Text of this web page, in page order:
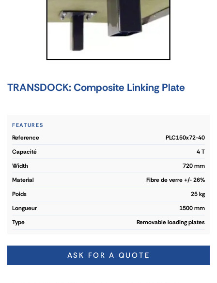
TRANSDOCK: Composite Linking Plate
FEATURES
reference
PLC150x72-40
capacité
4 T
width
720 mm
material
Fibre de verre +/- 26%
poids
25 kg
longueur
1500 mm
type
Removable loading plates
ASK FOR A QUOTE